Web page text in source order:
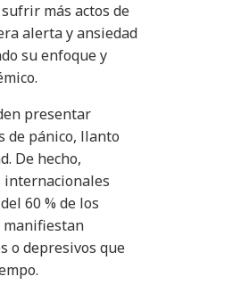
más actos de
alerta y ansiedad
su enfoque y
presentar
de pánico, llanto
De hecho,
internacionales
60 % de los
manifiestan
o depresivos que